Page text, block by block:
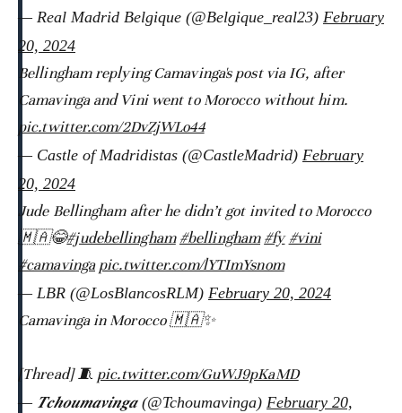
— Real Madrid Belgique (@Belgique_real23) February
20, 2024
Bellingham replying Camavinga's post via IG, after
Camavinga and Vini went to Morocco without him.
pic.twitter.com/2DvZjWLo44
— Castle of Madridistas (@CastleMadrid) February
20, 2024
Jude Bellingham after he didn’t got invited to Morocco
🇲🇦😂#judebellingham #bellingham #fy #vini
#camavinga pic.twitter.com/lYTImYsnom
— LBR (@LosBlancosRLM) February 20, 2024
Camavinga in Morocco 🇲🇦✨
[Thread] 🧵 pic.twitter.com/GuWJ9pKaMD
— 𝑻𝒄𝒉𝒐𝒖𝒎𝒂𝒗𝒊𝒏𝒈𝒂 (@Tchoumavinga) February 20,